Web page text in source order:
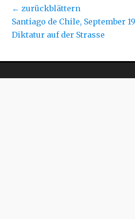
Beitragsnavigation
← zurückblättern
Vorheriger
Beitrag:
Santiago de Chile, September
Diktatur auf der Strasse